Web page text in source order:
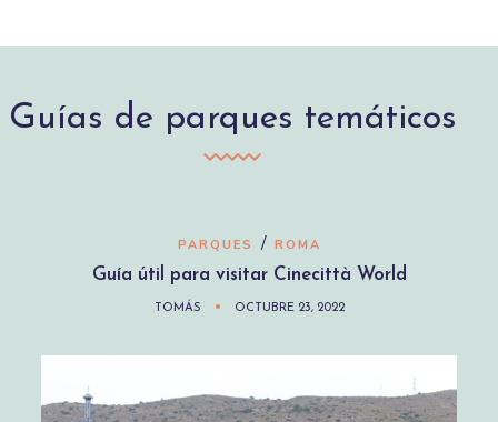
Guías de parques temáticos
PARQUES / ROMA
Guía útil para visitar Cinecittà World
TOMÁS OCTUBRE 23, 2022